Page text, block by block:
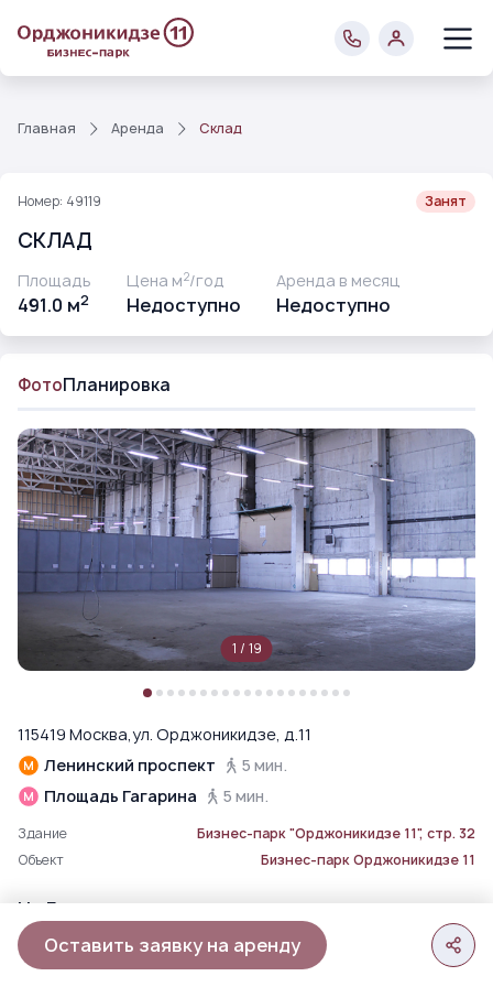
Главная Аренда Склад
Номер: 49119 Занят
СКЛАД
Площадь
491.0 м2
Цена м2/год
Недоступно
Аренда в месяц
Недоступно
ФотоПланировка
1 / 19
115419 Москва,ул. Орджоникидзе, д.11
Ленинский проспект
5 мин.
Площадь Гагарина
5 мин.
Здание
Бизнес-парк "Орджоникидзе 11", стр. 32
Объект
Бизнес-парк Орджоникидзе 11
На Генплане
Оставить заявку на аренду